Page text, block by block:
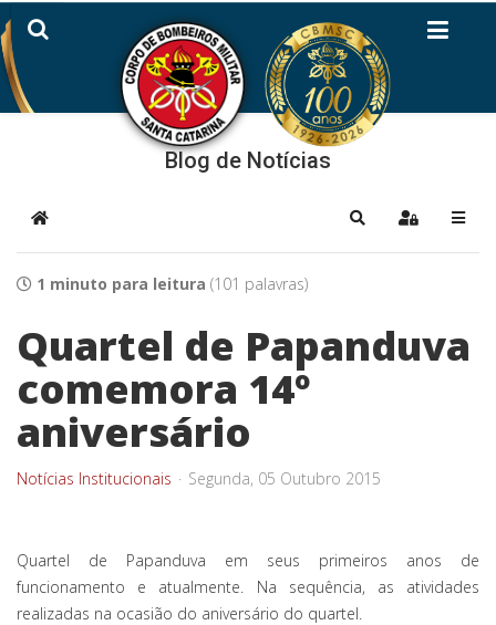
Blog de Notícias
Home PesquisarSign In
1 minuto para leitura (101 palavras)
Quartel de Papanduva
comemora 14º
aniversário
Notícias Institucionais Segunda, 05 Outubro 2015
Quartel de Papanduva em seus primeiros anos de
funcionamento e atualmente. Na sequência, as atividades
realizadas na ocasião do aniversário do quartel.